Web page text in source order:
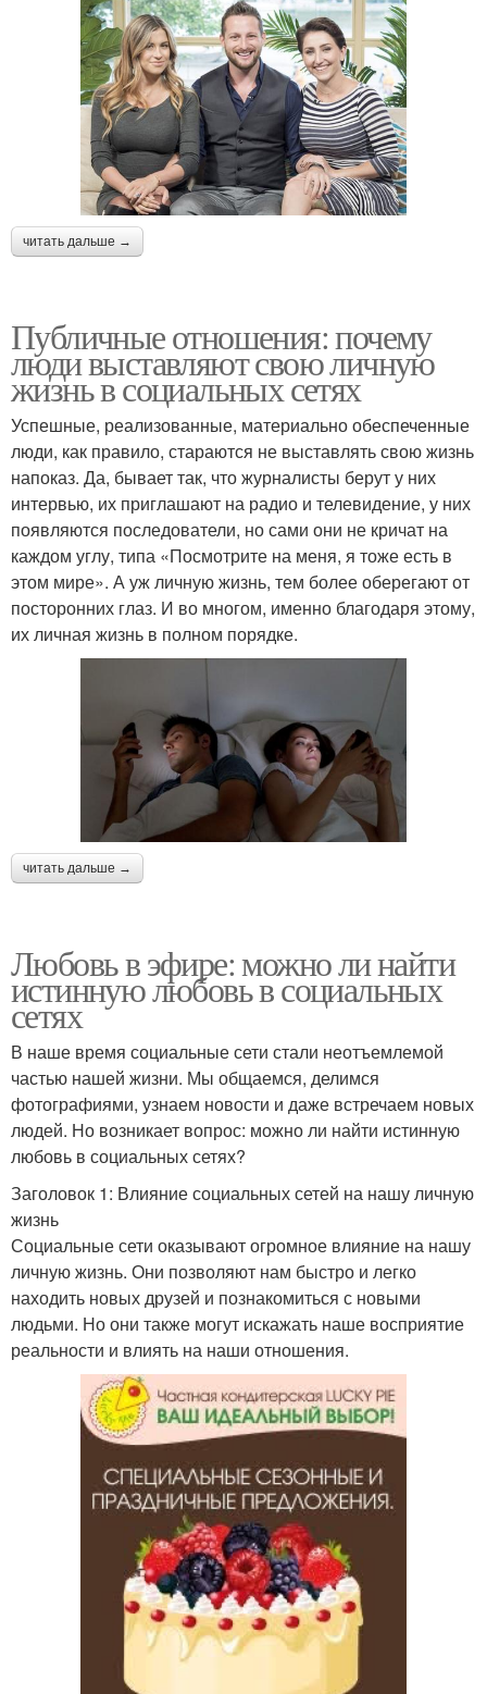
читать дальше →
Публичные отношения: почему
люди выставляют свою личную
жизнь в социальных сетях
Успешные, реализованные, материально обеспеченные
люди, как правило, стараются не выставлять свою жизнь
напоказ. Да, бывает так, что журналисты берут у них
интервью, их приглашают на радио и телевидение, у них
появляются последователи, но сами они не кричат на
каждом углу, типа «Посмотрите на меня, я тоже есть в
этом мире». А уж личную жизнь, тем более оберегают от
посторонних глаз. И во многом, именно благодаря этому,
их личная жизнь в полном порядке.
читать дальше →
Любовь в эфире: можно ли найти
истинную любовь в социальных
сетях
В наше время социальные сети стали неотъемлемой
частью нашей жизни. Мы общаемся, делимся
фотографиями, узнаем новости и даже встречаем новых
людей. Но возникает вопрос: можно ли найти истинную
любовь в социальных сетях?
Заголовок 1: Влияние социальных сетей на нашу личную
жизнь
Социальные сети оказывают огромное влияние на нашу
личную жизнь. Они позволяют нам быстро и легко
находить новых друзей и познакомиться с новыми
людьми. Но они также могут искажать наше восприятие
реальности и влиять на наши отношения.